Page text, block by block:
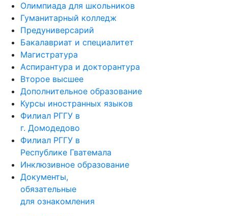
Олимпиада для школьников
Гуманитарный колледж
Предуниверсарий
Бакалавриат и специалитет
Магистратура
Аспирантура и докторантура
Второе высшее
Дополнительное образование
Курсы иностранных языков
Филиал РГГУ в
г. Домодедово
Филиал РГГУ в
Республике Гватемала
Инклюзивное образование
Документы,
обязательные
для ознакомления